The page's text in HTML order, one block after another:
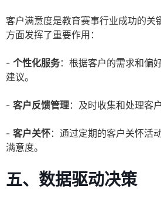
客户满意度是教育赛事行业成功的关
方面发挥了重要作用：
- 个性化服务：根据客户的需求和偏
建议。
- 客户反馈管理：及时收集和处理客
- 客户关怀：通过定期的客户关怀活
满意度。
五、数据驱动决策